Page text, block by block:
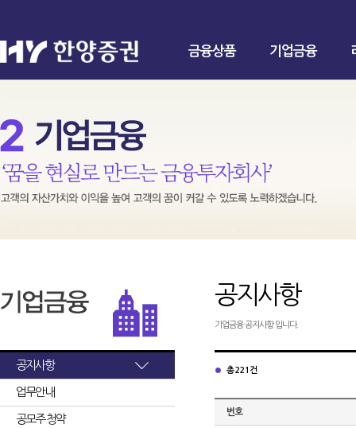
금융상품 기업금융
공지사항
업무안내
공모주 청약
공지사항
기업금융 공지사항 입니다.
총 221건
번호